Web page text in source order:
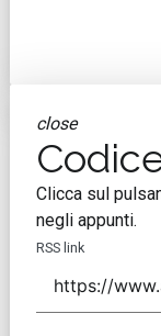
close
Clicca sul
negli appunti.
RSS link